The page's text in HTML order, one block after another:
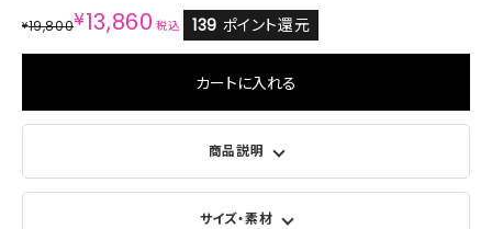
¥19,800¥13,860 税込 139 ポイント還元
カートに入れる
商品説明
サイズ・素材